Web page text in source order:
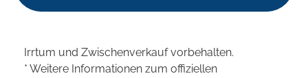
Irrtum und Zwischenverkauf vorbehalten.
* Weitere Informationen zum offiziellen